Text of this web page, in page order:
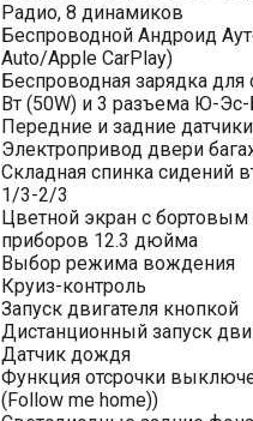
Радио, 8 динамиков
Беспроводной Андроид
Auto/Apple CarPlay)
Беспроводная зарядка
Вт (50W) и 3 разъема Ю-Эс-
Передние и задние
Электропривод двери
Складная спинка сидений
1/3-2/3
Цветной экран с
приборов 12.3 дюйма
Выбор режима вождения
Круиз-контроль
Запуск двигателя кнопкой
Дистанционный запуск
Датчик дождя
Функция отсрочки
(Follow me home))